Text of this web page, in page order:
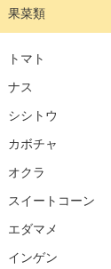
果菜類
トマト
ナス
シシトウ
カボチャ
オクラ
スイートコーン
エダマメ
インゲン